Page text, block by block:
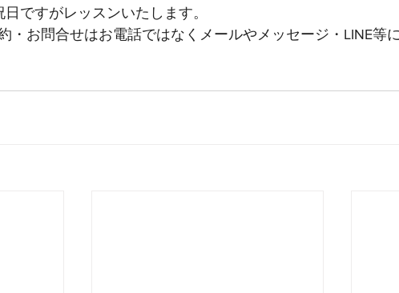
ですがレッスンいたします。
・お問合せはお電話ではなくメールやメッセージ・LINE等